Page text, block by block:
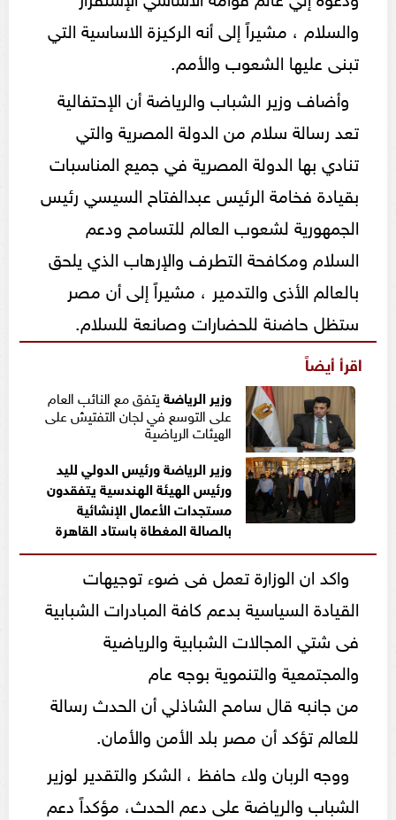
والسلام ، مشيراً إلى أنه الركيزة الاساسية التي
تبنى عليها الشعوب والأمم.
وأضاف وزير الشباب والرياضة أن الإحتفالية
تعد رسالة سلام من الدولة المصرية والتي
تنادي بها الدولة المصرية في جميع المناسبات
بقيادة فخامة الرئيس عبدالفتاح السيسي رئيس
الجمهورية لشعوب العالم للتسامح ودعم
السلام ومكافحة التطرف والإرهاب الذي يلحق
بالعالم الأذى والتدمير ، مشيراً إلى أن مصر
ستظل حاضنة للحضارات وصانعة للسلام.
اقرأ أيضاً
وزير الرياضةيتفق مع النائب العام
على التوسع في لجان التفتيش على
الهيئات الرياضية
وزير الرياضة ورئيس الدولي لليد
ورئيس الهيئة الهندسية يتفقدون
مستجدات الأعمال الإنشائية
بالصالة المغطاة باستاد القاهرة
واكد ان الوزارة تعمل فى ضوء توجيهات
القيادة السياسية بدعم كافة المبادرات الشبابية
فى شتي المجالات الشبابية والرياضية
والمجتمعية والتنموية بوجه عام
من جانبه قال سامح الشاذلي أن الحدث رسالة
للعالم تؤكد أن مصر بلد الأمن والأمان.
ووجه الربان ولاء حافظ ، الشكر والتقدير لوزير
الشباب والرياضة على دعم الحدث، مؤكداً دعم